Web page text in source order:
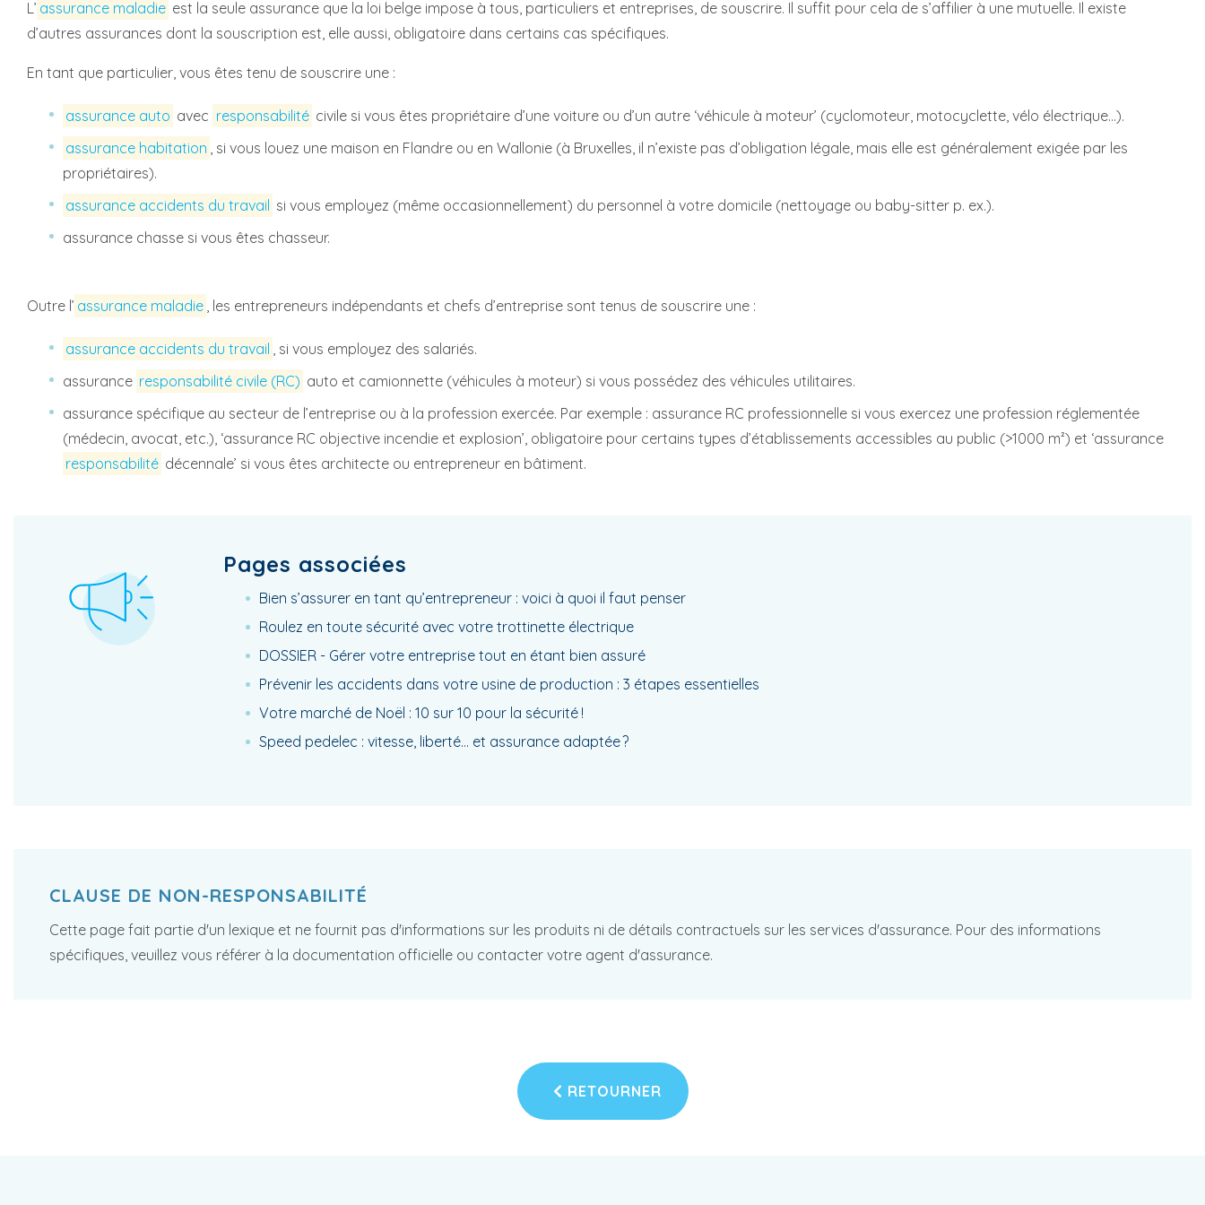
L’ assurance maladie est la seule assurance que la loi belge impose à tous, particuliers et entreprises, de souscrire. Il suffit pour cela de s’affilier à une mutuelle. Il existe
d’autres assurances dont la souscription est, elle aussi, obligatoire dans certains cas spécifiques.
En tant que particulier, vous êtes tenu de souscrire une :
assurance auto avec responsabilité civile si vous êtes propriétaire d’une voiture ou d’un autre ‘véhicule à moteur’ (cyclomoteur, motocyclette, vélo électrique...).
assurance habitation , si vous louez une maison en Flandre ou en Wallonie (à Bruxelles, il n’existe pas d’obligation légale, mais elle est généralement exigée par les
propriétaires).
assurance accidents du travail si vous employez (même occasionnellement) du personnel à votre domicile (nettoyage ou baby-sitter p. ex.).
assurance chasse si vous êtes chasseur.
Outre l’ assurance maladie , les entrepreneurs indépendants et chefs d’entreprise sont tenus de souscrire une :
assurance accidents du travail , si vous employez des salariés.
assurance responsabilité civile (RC) auto et camionnette (véhicules à moteur) si vous possédez des véhicules utilitaires.
assurance spécifique au secteur de l’entreprise ou à la profession exercée. Par exemple : assurance RC professionnelle si vous exercez une profession réglementée
(médecin, avocat, etc.), ‘assurance RC objective incendie et explosion’, obligatoire pour certains types d’établissements accessibles au public (>1000 m²) et ‘assurance
responsabilité décennale’ si vous êtes architecte ou entrepreneur en bâtiment.
Pages associées
Bien s’assurer en tant qu’entrepreneur : voici à quoi il faut penser
Roulez en toute sécurité avec votre trottinette électrique
DOSSIER - Gérer votre entreprise tout en étant bien assuré
Prévenir les accidents dans votre usine de production : 3 étapes essentielles
Votre marché de Noël : 10 sur 10 pour la sécurité !
Speed pedelec : vitesse, liberté… et assurance adaptée ?
CLAUSE DE NON-RESPONSABILITÉ
Cette page fait partie d'un lexique et ne fournit pas d'informations sur les produits ni de détails contractuels sur les services d'assurance. Pour des informations
spécifiques, veuillez vous référer à la documentation officielle ou contacter votre agent d'assurance.
RETOURNER